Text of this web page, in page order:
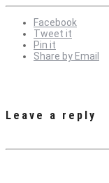
Facebook
Tweet it
Pin it
Share by Email
Leave a reply